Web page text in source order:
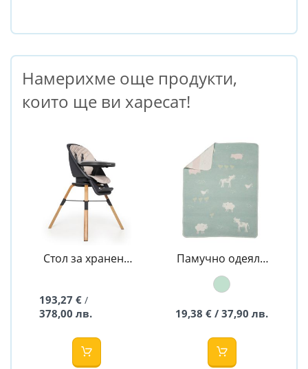
Намерихме още продукти,
които ще ви харесат!
Стол за хранене
193,27 € /
378,00 лв.
Памучно одеяло
- Ферма
19,38 € / 37,90 лв.